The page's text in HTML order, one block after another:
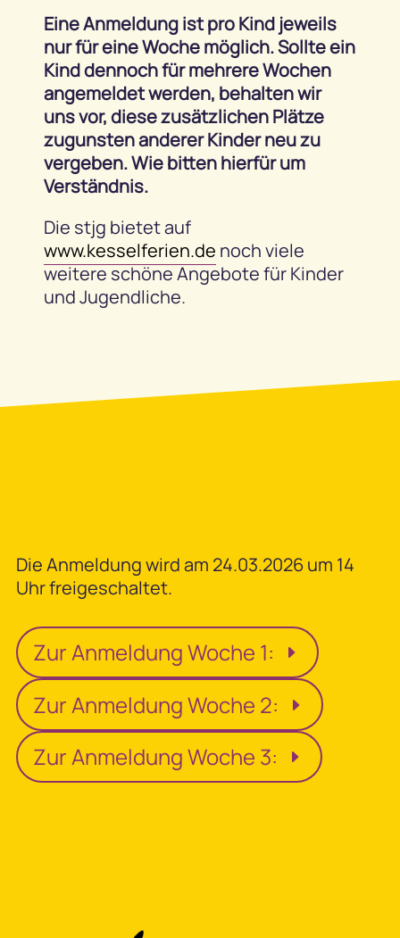
Eine Anmeldung ist pro Kind jeweils
nur für eine Woche möglich. Sollte ein
Kind dennoch für mehrere Wochen
angemeldet werden, behalten wir
uns vor, diese zusätzlichen Plätze
zugunsten anderer Kinder neu zu
vergeben. Wie bitten hierfür um
Verständnis.
Die stjg bietet auf
www.kesselferien.de noch viele
weitere schöne Angebote für Kinder
und Jugendliche.
Die Anmeldung wird am 24.03.2026 um 14
Uhr freigeschaltet.
Zur Anmeldung Woche 1:
Zur Anmeldung Woche 2:
Zur Anmeldung Woche 3: